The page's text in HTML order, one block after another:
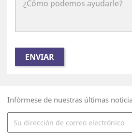
Infórmese de nuestras últimas